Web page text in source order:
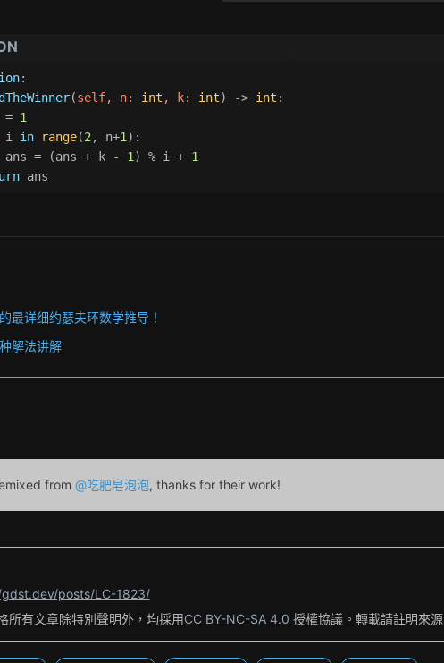
:
(self, n: int , k: int) -> int :
=
1
i in range(2 , n+1 ):
ans = (ans + k -
1 ) % i + 1
ans
最详细约瑟夫环数学推导！
解法讲解
from @吃肥皂泡泡, thanks for their work!
posts/LC-1823/
所有文章除特別聲明外，均採用CC BY-NC-SA 4.0 授權協議。轉載請註明來源